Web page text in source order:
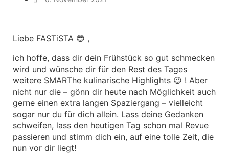
Liebe FASTiSTA 😎 ,
ich hoffe, dass dir dein Frühstück so gut schmecken
wird und wünsche dir für den Rest des Tages
weitere SMARThe kulinarische Highlights 😉 ! Aber
nicht nur die – gönn dir heute nach Möglichkeit auch
gerne einen extra langen Spaziergang – vielleicht
sogar nur du für dich allein. Lass deine Gedanken
schweifen, lass den heutigen Tag schon mal Revue
passieren und stimm dich ein, auf eine tolle Zeit, die
nun vor dir liegt!